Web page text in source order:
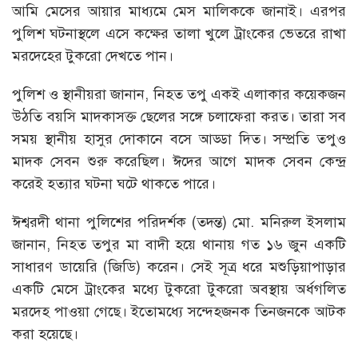
আমি মেসের আয়ার মাধ্যমে মেস মালিককে জানাই। এরপর
পুলিশ ঘটনাস্থলে এসে কক্ষের তালা খুলে ট্রাংকের ভেতরে রাখা
মরদেহের টুকরো দেখতে পান।
পুলিশ ও স্থানীয়রা জানান, নিহত তপু একই এলাকার কয়েকজন
উঠতি বয়সি মাদকাসক্ত ছেলের সঙ্গে চলাফেরা করত। তারা সব
সময় স্থানীয় হাসুর দোকানে বসে আড্ডা দিত। সম্প্রতি তপুও
মাদক সেবন শুরু করেছিল। ঈদের আগে মাদক সেবন কেন্দ্র
করেই হত্যার ঘটনা ঘটে থাকতে পারে।
ঈশ্বরদী থানা পুলিশের পরিদর্শক (তদন্ত) মো. মনিরুল ইসলাম
জানান, নিহত তপুর মা বাদী হয়ে থানায় গত ১৬ জুন একটি
সাধারণ ডায়েরি (জিডি) করেন। সেই সূত্র ধরে মশুড়িয়াপাড়ার
একটি মেসে ট্রাংকের মধ্যে টুকরো টুকরো অবস্থায় অর্ধগলিত
মরদেহ পাওয়া গেছে। ইতোমধ্যে সন্দেহজনক তিনজনকে আটক
করা হয়েছে।